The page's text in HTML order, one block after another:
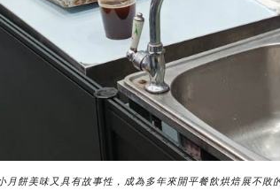
月餅美味又具有故事性，成為多年來開平餐飲烘焙展不敗